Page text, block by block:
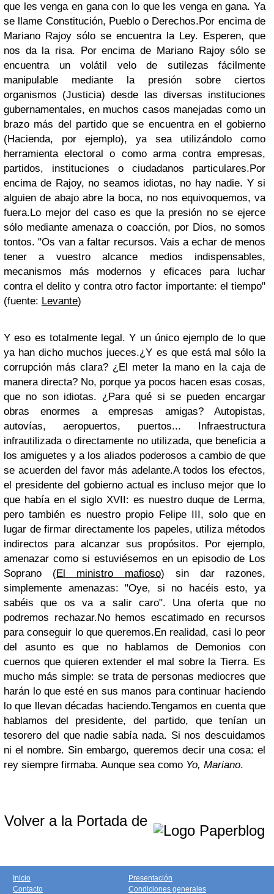
que les venga en gana con lo que les venga en gana. Ya
se llame Constitución, Pueblo o Derechos.Por encima de
Mariano Rajoy sólo se encuentra la Ley. Esperen, que
nos da la risa. Por encima de Mariano Rajoy sólo se
encuentra un volátil velo de sutilezas fácilmente
manipulable mediante la presión sobre ciertos
organismos (Justicia) desde las diversas instituciones
gubernamentales, en muchos casos manejadas como un
brazo más del partido que se encuentra en el gobierno
(Hacienda, por ejemplo), ya sea utilizándolo como
herramienta electoral o como arma contra empresas,
partidos, instituciones o ciudadanos particulares.Por
encima de Rajoy, no seamos idiotas, no hay nadie. Y si
alguien de abajo abre la boca, no nos equivoquemos, va
fuera.Lo mejor del caso es que la presión no se ejerce
sólo mediante amenaza o coacción, por Dios, no somos
tontos."Os van a faltar recursos. Vais a echar de menos
tener a vuestro alcance medios indispensables,
mecanismos más modernos y eficaces para luchar
contra el delito y contra otro factor importante: el tiempo"
(fuente: Levante)
Y eso es totalmente legal. Y un único ejemplo de lo que
ya han dicho muchos jueces.¿Y es que está mal sólo la
corrupción más clara? ¿El meter la mano en la caja de
manera directa? No, porque ya pocos hacen esas cosas,
que no son idiotas. ¿Para qué si se pueden encargar
obras enormes a empresas amigas? Autopistas,
autovías, aeropuertos, puertos... Infraestructura
infrautilizada o directamente no utilizada, que beneficia a
los amiguetes y a los aliados poderosos a cambio de que
se acuerden del favor más adelante.A todos los efectos,
el presidente del gobierno actual es incluso mejor que lo
que había en el siglo XVII: es nuestro duque de Lerma,
pero también es nuestro propio Felipe III, solo que en
lugar de firmar directamente los papeles, utiliza métodos
indirectos para alcanzar sus propósitos. Por ejemplo,
amenazar como si estuviésemos en un episodio de Los
Soprano (El ministro mafioso) sin dar razones,
simplemente amenazas: "Oye, si no hacéis esto, ya
sabéis que os va a salir caro". Una oferta que no
podremos rechazar.No hemos escatimado en recursos
para conseguir lo que queremos.En realidad, casi lo peor
del asunto es que no hablamos de Demonios con
cuernos que quieren extender el mal sobre la Tierra. Es
mucho más simple: se trata de personas mediocres que
harán lo que esté en sus manos para continuar haciendo
lo que llevan décadas haciendo.Tengamos en cuenta que
hablamos del presidente, del partido, que tenían un
tesorero del que nadie sabía nada. Si nos descuidamos
ni el nombre. Sin embargo, queremos decir una cosa: el
rey siempre firmaba. Aunque sea como Yo, Mariano.
Volver a la Portada de
Inicio
Contacto
Presentación
Condiciones generales